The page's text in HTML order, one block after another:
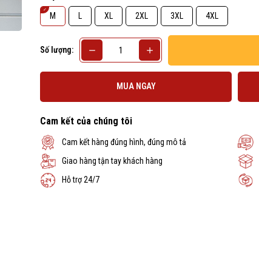
M L XL 2XL 3XL 4XL
Số lượng:
MUA NGAY
Cam kết của chúng tôi
Cam kết hàng đúng hình, đúng mô tả
Giao hàng tận tay khách hàng
Hỗ trợ 24/7